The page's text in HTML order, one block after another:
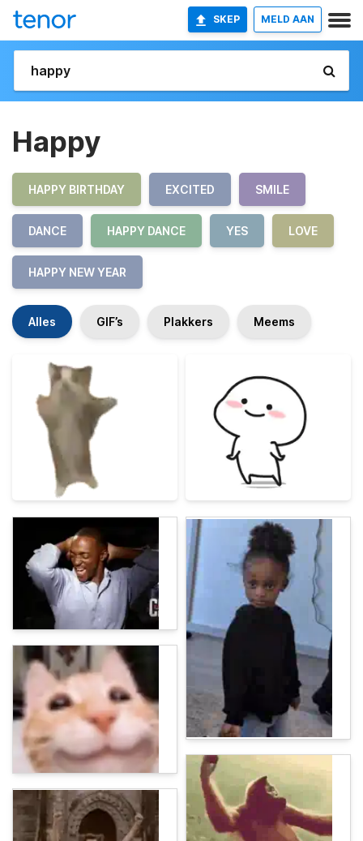
SKEP MELD AAN
Happy
HAPPY BIRTHDAY EXCITED SMILE
DANCE HAPPY DANCE YES LOVE
HAPPY NEW YEAR
Alles GIF’s Plakkers Meems